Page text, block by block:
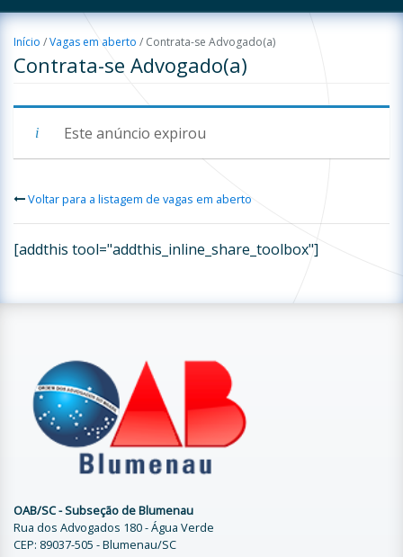
Início /Vagas em aberto / Contrata-se Advogado(a)
Contrata-se Advogado(a)
Este anúncio expirou
Voltar para a listagem de vagas em aberto
[addthis tool="addthis_inline_share_toolbox"]
OAB/SC - Subseção de Blumenau
Rua dos Advogados 180 - Água Verde
CEP: 89037-505 - Blumenau/SC